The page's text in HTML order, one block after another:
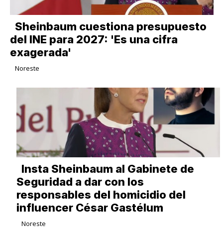
Sheinbaum cuestiona presupuesto
del INE para 2027: 'Es una cifra
exagerada'
Noreste
Insta Sheinbaum al Gabinete de
Seguridad a dar con los
responsables del homicidio del
influencer César Gastélum
Noreste